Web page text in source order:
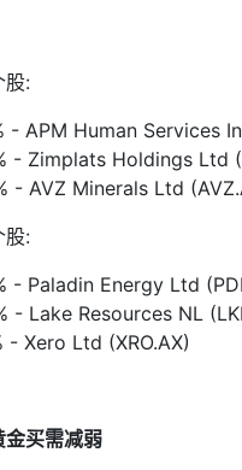
股:
- APM Human Services
- Zimplats Holdings Ltd
- AVZ Minerals Ltd
股:
- Paladin Energy Ltd
- Lake Resources NL
- Xero Ltd (XRO.AX)
金买需减弱